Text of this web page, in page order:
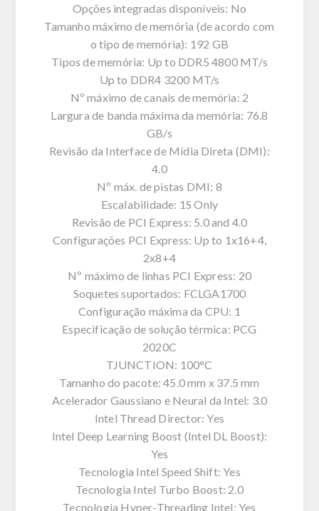
Opções integradas disponíveis: No
Tamanho máximo de memória (de acordo com
o tipo de memória): 192 GB
Tipos de memória: Up to DDR5 4800 MT/s
Up to DDR4 3200 MT/s
Nº máximo de canais de memória: 2
Largura de banda máxima da memória: 76.8
GB/s
Revisão da Interface de Mídia Direta (DMI):
4.0
Nº máx. de pistas DMI: 8
Escalabilidade: 1S Only
Revisão de PCI Express: 5.0 and 4.0
Configurações PCI Express: Up to 1x16+4,
2x8+4
Nº máximo de linhas PCI Express: 20
Soquetes suportados: FCLGA1700
Configuração máxima da CPU: 1
Especificação de solução térmica: PCG
2020C
TJUNCTION: 100°C
Tamanho do pacote: 45.0 mm x 37.5 mm
Acelerador Gaussiano e Neural da Intel: 3.0
Intel Thread Director: Yes
Intel Deep Learning Boost (Intel DL Boost):
Yes
Tecnologia Intel Speed Shift: Yes
Tecnologia Intel Turbo Boost: 2.0
Tecnologia Hyper-Threading Intel: Yes